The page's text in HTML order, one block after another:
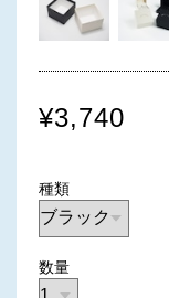
¥3,740
種類
数量